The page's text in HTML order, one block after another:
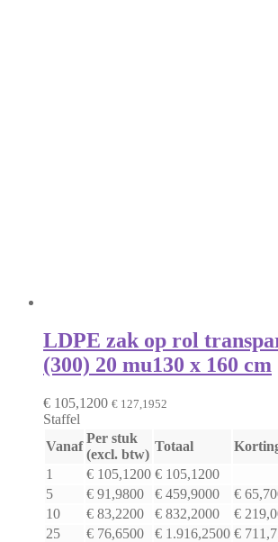
LDPE zak op rol
(300) 20 mu130 x 160 cm
€ 105,1200 € 127,1952
Staffel
Vanaf
Per stuk
(excl. btw)
Totaal
1
€ 105,1200 € 105,1200
5
€ 91,9800 € 459,9000 €
10
€ 83,2200 € 832,2000 €
25
€ 76,6500 € 1.916,2500 €